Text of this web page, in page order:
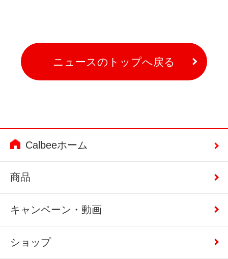
ニュースのトップへ戻る
Calbeeホーム
商品
キャンペーン・動画
ショップ